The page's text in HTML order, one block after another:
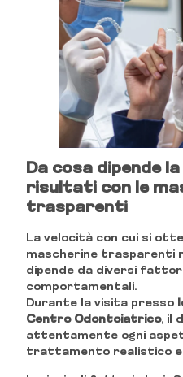
Da cosa dipende
risultati con le
trasparenti
La velocità con cui si
mascherine trasparenti
dipende da diversi
comportamentali.
Durante la visita presso
Centro Odontoiatrico, il
attentamente ogni
trattamento realistico e